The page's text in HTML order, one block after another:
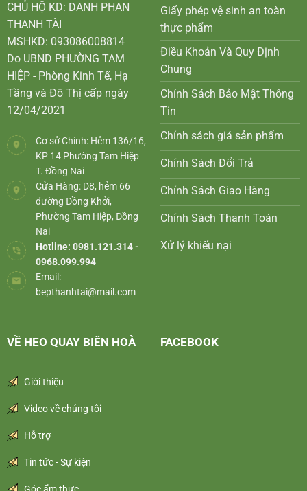
CHỦ HỘ KD: DANH PHAN
THANH TÀI
MSHKD: 093086008814
Do UBND PHƯỜNG TAM
HIỆP - Phòng Kinh Tế, Hạ
Tầng và Đô Thị cấp ngày
12/04/2021
Cơ sở Chính: Hẻm 136/16,
KP 14 Phường Tam Hiệp
T. Đồng Nai
Cửa Hàng: D8, hẻm 66
đường Đồng Khởi,
Phường Tam Hiệp, Đồng
Nai
Hotline: 0981.121.314 -
0968.099.994
Email:
bepthanhtai@mail.com
Giấy phép vệ sinh an toàn
thực phẩm
Điều Khoản Và Quy Định
Chung
Chính Sách Bảo Mật Thông
Tin
Chính sách giá sản phẩm
Chính Sách Đổi Trả
Chính Sách Giao Hàng
Chính Sách Thanh Toán
Xử lý khiếu nại
VỀ HEO QUAY BIÊN HOÀ
Giới thiệu
Video về chúng tôi
Hỗ trợ
Tin tức - Sự kiện
Góc ẩm thực
FACEBOOK